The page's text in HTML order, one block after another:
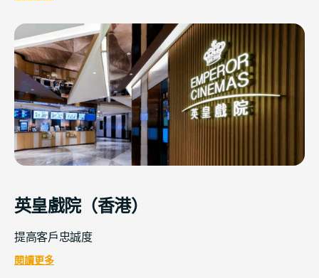
英皇戲院（香港）
提高客戶忠誠度
閱讀更多